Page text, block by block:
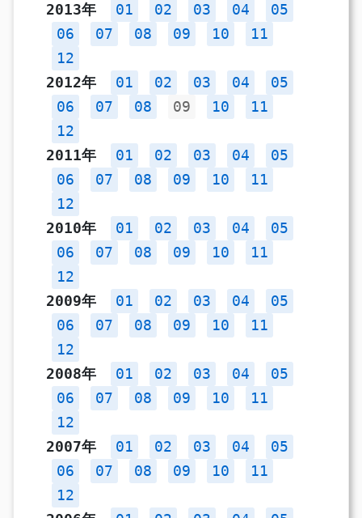
2013年
01 02 03 04
05
06
07 08 09 10
11
12
2012年
01 02 03 04
05
06
07 08 09 10
11
12
2011年
01 02 03 04
05
06
07 08 09 10
11
12
2010年
01 02 03 04
05
06
07 08 09 10
11
12
2009年
01 02 03 04
05
06
07 08 09 10
11
12
2008年
01 02 03 04
05
06
07 08 09 10
11
12
2007年
01 02 03 04
05
06
07 08 09 10
11
12